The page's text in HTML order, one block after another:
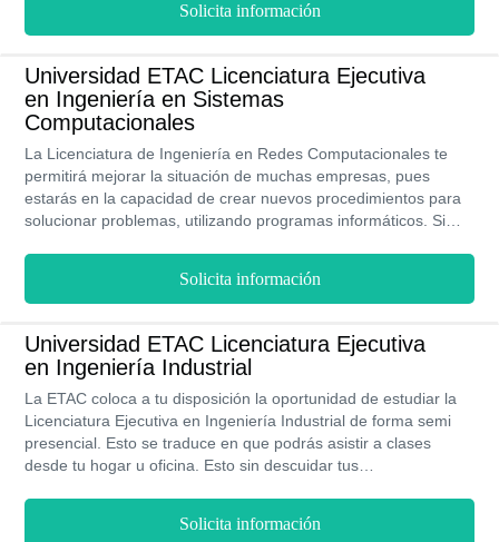
Además deberá contar con creatividad, pensamiento analítico,
razonamiento lógico, matemático así como verbal. En la ETAC
contarás con flexibilidad en el horario, programas modulares
personalizados, asesores y además un espacio para el
networking.
Solicita información
Universidad ETAC Licenciatura Ejecutiva
en Ingeniería en Sistemas
Computacionales
La Licenciatura de Ingeniería en Redes Computacionales te
permitirá mejorar la situación de muchas empresas, pues
estarás en la capacidad de crear nuevos procedimientos para
solucionar problemas, utilizando programas informáticos. Si
carrera es para ti. Con la ETAC, de manera semipresencial
podrás estudiarla con administración de tu propio horario y sin
tener que asistir diariamente a la universidad.
Solicita información
Universidad ETAC Licenciatura Ejecutiva
en Ingeniería Industrial
La ETAC coloca a tu disposición la oportunidad de estudiar la
Licenciatura Ejecutiva en Ingeniería Industrial de forma semi
presencial. Esto se traduce en que podrás asistir a clases
desde tu hogar u oficina. Esto sin descuidar tus
asesoría de mentores, puedes programar a tu conveniencia tu
Solicita información